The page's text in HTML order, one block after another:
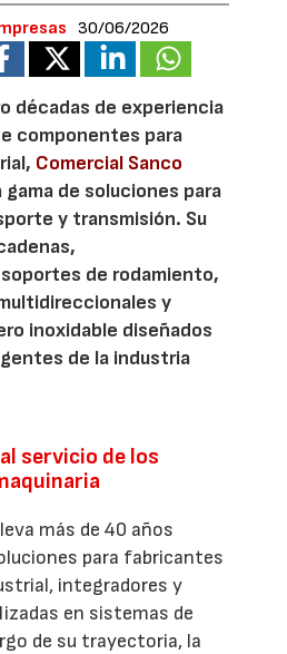
30/06/2026
décadas de experiencia
componentes para
Comercial Sanco
de soluciones para
y transmisión. Su
de rodamiento,
y
inoxidable diseñados
de la industria
servicio de los
más de 40 años
para fabricantes
integradores y
en sistemas de
de su trayectoria, la